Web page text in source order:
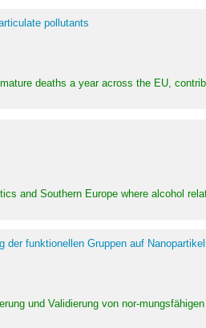
pollutants
deaths a year across the EU,
and Southern Europe where alcohol
funktionellen Gruppen auf
und Validierung von nor-